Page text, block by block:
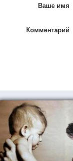
Ваше имя
Комментарий